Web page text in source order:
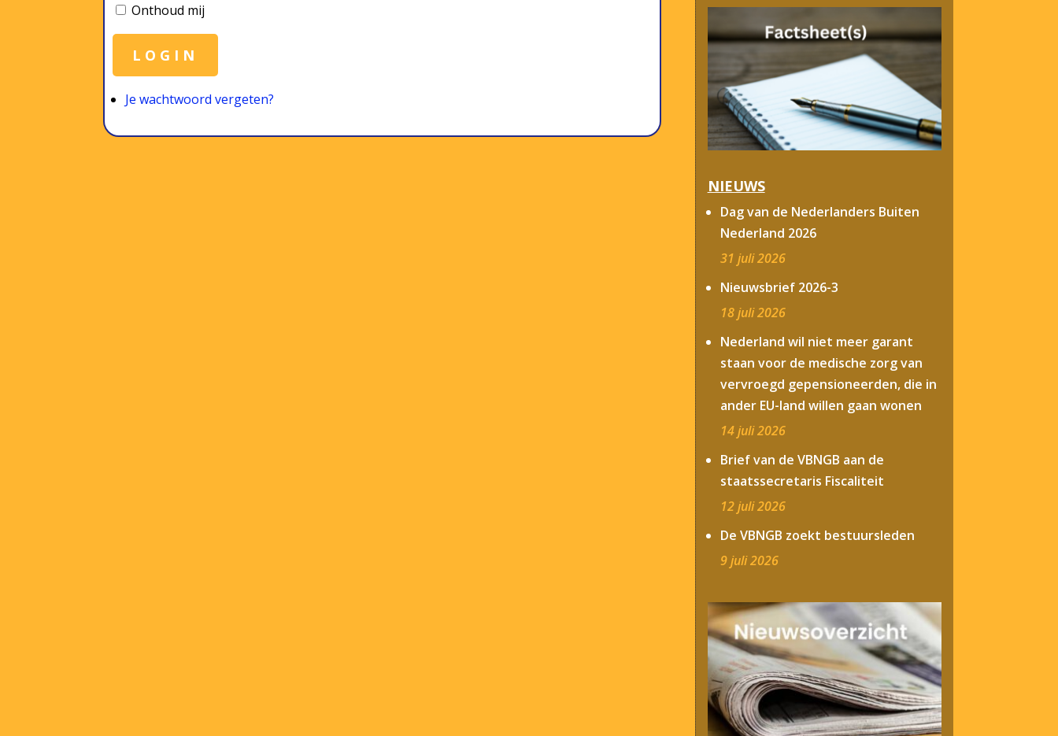
Onthoud mij
LOGIN
Je wachtwoord vergeten?
NIEUWS
Dag van de Nederlanders Buiten
Nederland 2026
31 juli 2026
Nieuwsbrief 2026-3
18 juli 2026
Nederland wil niet meer garant
staan voor de medische zorg van
vervroegd gepensioneerden, die in
ander EU-land willen gaan wonen
14 juli 2026
Brief van de VBNGB aan de
staatssecretaris Fiscaliteit
12 juli 2026
De VBNGB zoekt bestuursleden
9 juli 2026